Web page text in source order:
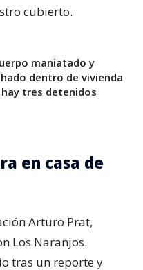
cubierto.
maniatado y
dentro de vivienda
hay tres detenidos
en casa de
Arturo Prat,
Los Naranjos.
tras un reporte y